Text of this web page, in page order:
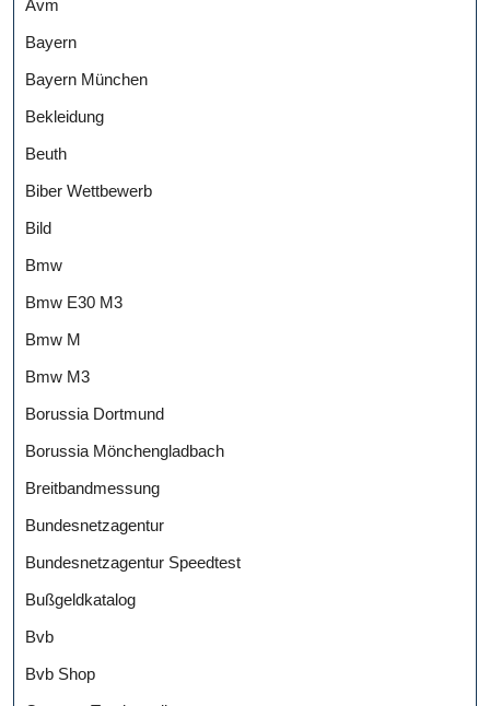
Avm
Bayern
Bayern München
Bekleidung
Beuth
Biber Wettbewerb
Bild
Bmw
Bmw E30 M3
Bmw M
Bmw M3
Borussia Dortmund
Borussia Mönchengladbach
Breitbandmessung
Bundesnetzagentur
Bundesnetzagentur Speedtest
Bußgeldkatalog
Bvb
Bvb Shop